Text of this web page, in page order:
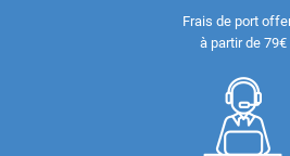
Frais de port
à partir de 79€